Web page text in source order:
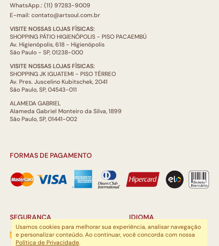
WhatsApp.: (11) 97283-9009
E-mail: contato@artsoul.com.br
VISITE NOSSAS LOJAS FÍSICAS:
SHOPPING PÁTIO HIGIENÓPOLIS - PISO PACAEMBÚ
Av. Higienópolis, 618 - Higienópolis
São Paulo - SP, 01238-000
VISITE NOSSAS LOJAS FÍSICAS:
SHOPPING JK IGUATEMI - PISO TÉRREO
Av. Pres. Juscelino Kubitschek, 2041
São Paulo, SP, 04543-011
ALAMEDA GABRIEL
Alameda Gabriel Monteiro da Silva, 1899
São Paulo, SP, 01441-002
FORMAS DE PAGAMENTO
SEGURANÇA IDIOMA
Usamos cookies para melhorar sua experiência, analisar navegação
e personalizar conteúdo. Ao continuar, você concorda com nossa
Política de Privacidade.